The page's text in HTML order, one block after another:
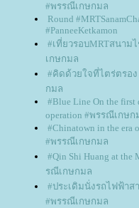
#พรรณีเกษกมล
Round
#PanneeKetkamon
#เที่ยวรอบMRTสนาม
เกษกมล
#คิดด้วยใจที่ไตร่ตรอ
กมล
#Blue Line On the first
operation #พรรณีเกษก
#Chinatown in the era
#พรรณีเกษกมล
#Qin Shi Huang at the
รณีเกษกมล
#ประเดิมนั่งรถไฟฟ้าส
#พรรณีเกษกมล